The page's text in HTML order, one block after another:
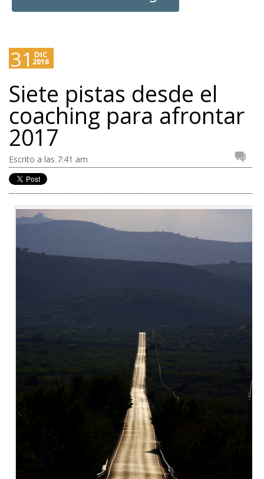
31 DIC
2016
Siete pistas desde el
coaching para afrontar
2017
Escrito a las 7:41 am